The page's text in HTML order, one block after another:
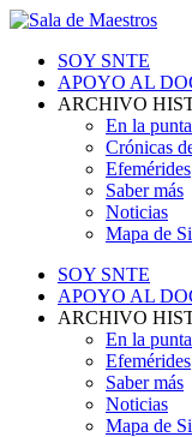
SOY SNTE
APOYO AL
ARCHIVO
En la
Crónicas
Efemérides
Saber más
Noticias
Mapa de
SOY SNTE
APOYO AL
ARCHIVO
En la
Efemérides
Saber más
Noticias
Mapa de